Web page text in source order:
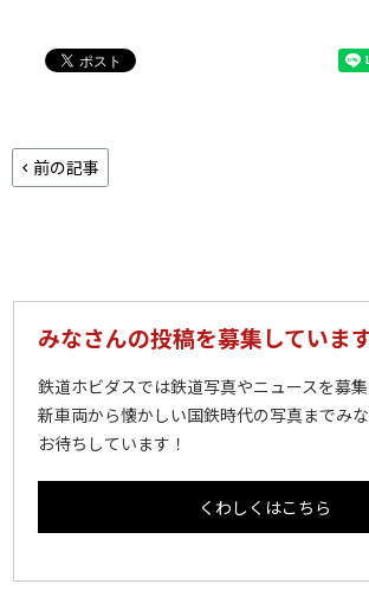
前の記事
みなさんの投稿を募集していま
鉄道ホビダスでは鉄道写真やニュースを募
新車両から懐かしい国鉄時代の写真までみ
お待ちしています！
くわしくはこちら